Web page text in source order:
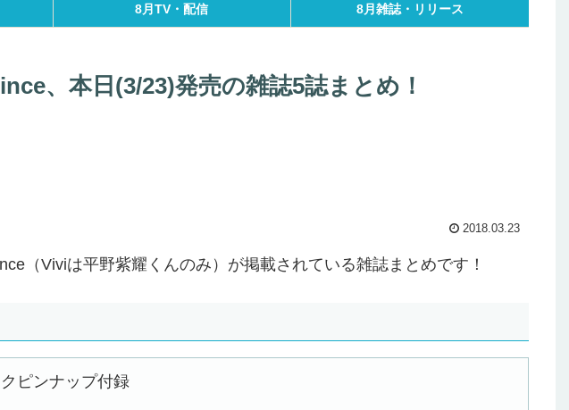
8月TV・配信 8月雑誌・リリース
、本日(3/23)発売の雑誌5誌まとめ！
2018.03.23
（Viviは平野紫耀くんのみ）が掲載されている雑誌まとめです！
ピンナップ付録